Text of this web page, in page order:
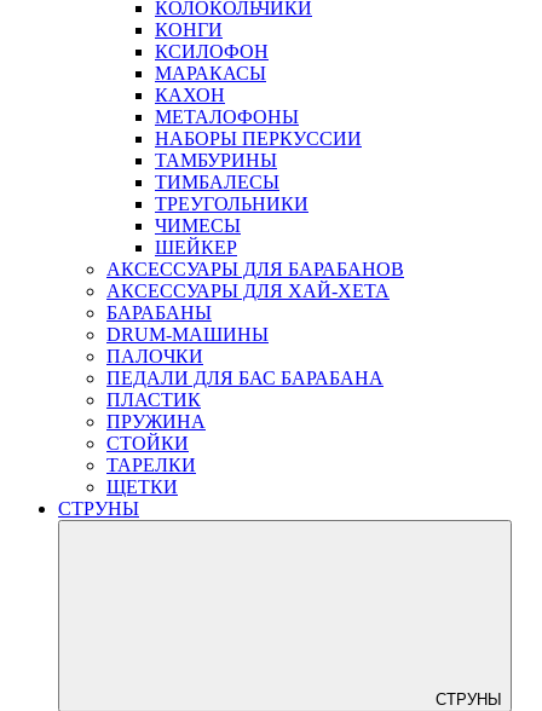
КОЛОКОЛЬЧИКИ
КОНГИ
КСИЛОФОН
МАРАКАСЫ
КАХОН
МЕТАЛОФОНЫ
НАБОРЫ ПЕРКУССИИ
ТАМБУРИНЫ
ТИМБАЛЕСЫ
ТРЕУГОЛЬНИКИ
ЧИМЕСЫ
ШЕЙКЕР
АКСЕССУАРЫ ДЛЯ БАРАБАНОВ
АКСЕССУАРЫ ДЛЯ ХАЙ-ХЕТА
БАРАБАНЫ
DRUM-МАШИНЫ
ПАЛОЧКИ
ПЕДАЛИ ДЛЯ БАС БАРАБАНА
ПЛАСТИК
ПРУЖИНА
СТОЙКИ
ТАРЕЛКИ
ЩЕТКИ
СТРУНЫ
СТРУНЫ